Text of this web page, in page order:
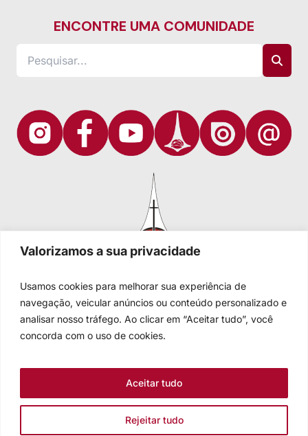
Valorizamos a sua privacidade
Usamos cookies para melhorar sua experiência de
navegação, veicular anúncios ou conteúdo personalizado e
analisar nosso tráfego. Ao clicar em “Aceitar tudo”, você
concorda com o uso de cookies.
Rejeitar tudo
Aceitar tudo
ENCONTRE UMA COMUNIDADE
Igreja Evangélica de Confissão Luterana no Brasil
Sede nacional: Rua Senhor dos Passos, 202/4º andar Centro -
Fale conosco